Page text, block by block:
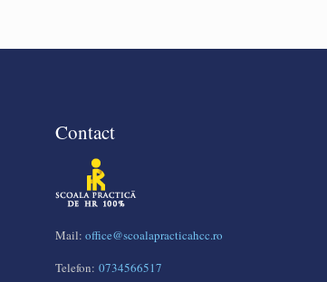
Contact
Mail: office@scoalapracticahcc.ro
Telefon: 0734566517